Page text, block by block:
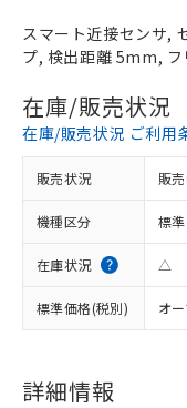
スマート近接センサ,
プ, 検出距離 5mm, フ
在庫/販売状況
在庫/販売状況 ご利用
販売状況 販
機種区分 標
在庫状況 △
標準価格(税別) オ
詳細情報